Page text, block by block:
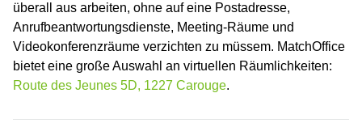
überall aus arbeiten, ohne auf eine Postadresse,
Anrufbeantwortungsdienste, Meeting-Räume und
Videokonferenzräume verzichten zu müssem. MatchOffice
bietet eine große Auswahl an virtuellen Räumlichkeiten:
Route des Jeunes 5D, 1227 Carouge.